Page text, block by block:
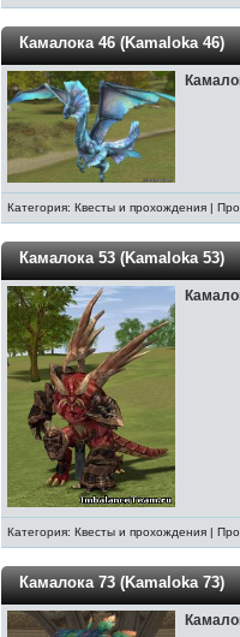
Камалока 46 (Kamaloka 46)
Категория: Квесты и прохождения |
Камалока 53 (Kamaloka 53)
Категория: Квесты и прохождения |
Камалока 73 (Kamaloka 73)